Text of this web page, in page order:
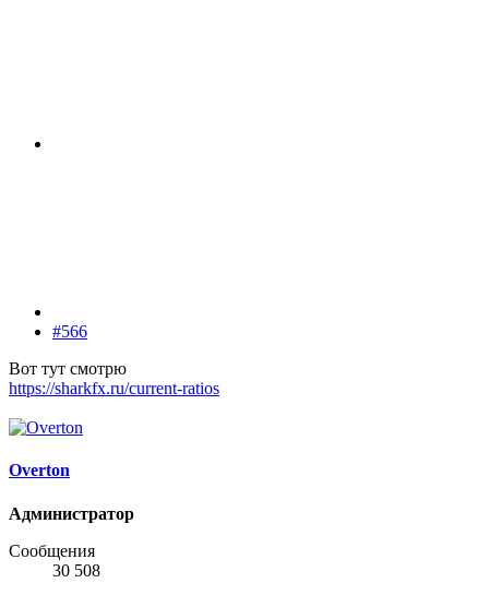
#566
Вот тут смотрю
https://sharkfx.ru/current-ratios
Overton
Администратор
Сообщения
30 508